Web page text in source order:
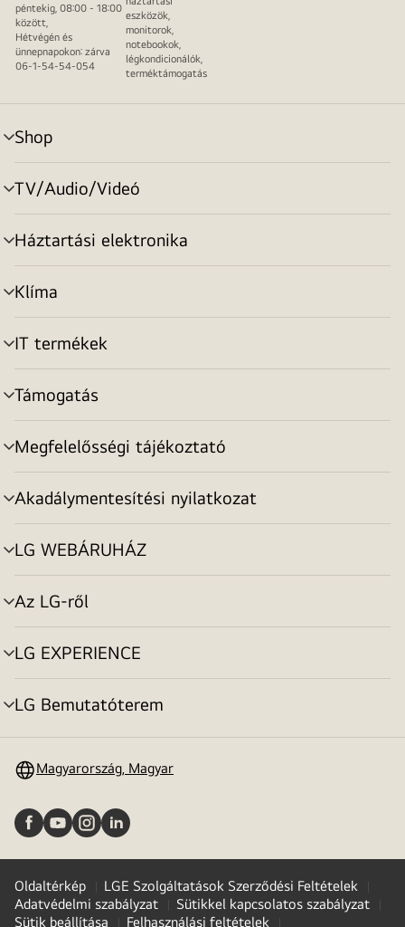
péntekig, 08:00 - 18:00
között,
Hétvégén és
ünnepnapokon: zárva
06-1-54-54-054
eszközök,
monitorok,
notebookok,
légkondicionálók,
terméktámogatás
Shop
menu
toggle
TV/Audio/Videó
menu
toggle
Háztartási elektronika
menu
toggle
Klíma
menu
toggle
IT termékek
menu
toggle
Támogatás
menu
toggle
Megfelelősségi tájékoztató
menu
toggle
Akadálymentesítési nyilatkozat
menu
toggle
LG WEBÁRUHÁZ
menu
toggle
Az LG-ről
menu
toggle
LG EXPERIENCE
menu
toggle
LG Bemutatóterem
menu
Magyarország, Magyar
Oldaltérkép
LGE Szolgáltatások Szerződési Feltételek
Adatvédelmi szabályzat
Sütikkel kapcsolatos szabályzat
Sütik beállítása
Felhasználási feltételek